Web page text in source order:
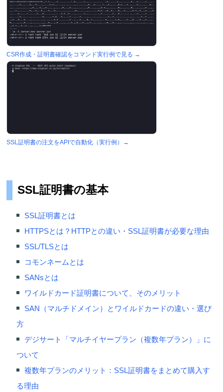
CSR作成・証明書確認をコマンド実行例で見る →
SSL証明書の注文をAPIで自動化（実行例）→
SSL証明書の基本
SSL証明書とは
HTTPSとは？HTTPとの違い・SSL証明書が必要な理由
SSL/TLSとは
コモンネームとは
SANsとは
ワイルドカード証明書について、そのメリット
SAN（マルチドメイン）とワイルドカードの違い・選び
方
デジサート「マルチイヤープラン（複数年プラン）」に
ついて
複数年プランのメリット：SSL証明書をまとめて購入す
る理由